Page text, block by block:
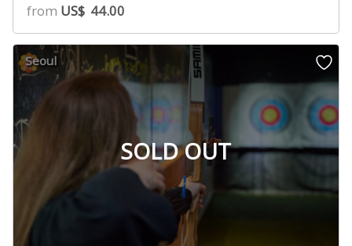
from US$ 44.00
SOLD OUT
Seoul